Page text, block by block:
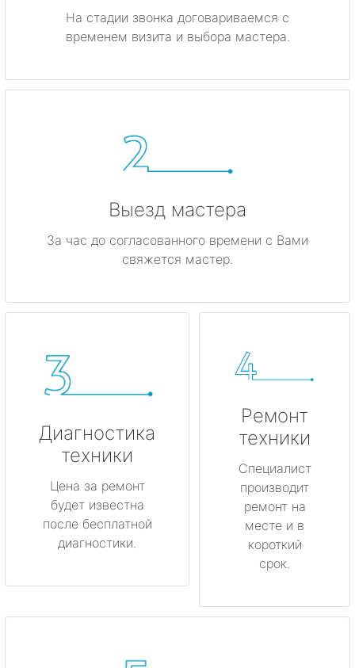
На стадии звонка договариваемся с
временем визита и выбора мастера.
Выезд мастера
За час до согласованного времени с Вами
свяжется мастер.
Диагностика
техники
Цена за ремонт
будет известна
после бесплатной
диагностики.
Ремонт
техники
Специалист
производит
ремонт на
месте и в
короткий
срок.